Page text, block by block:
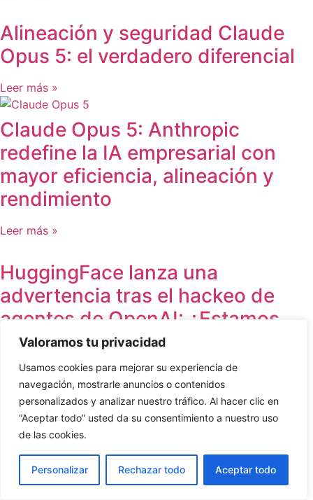
Valoramos tu privacidad
Usamos cookies para mejorar su experiencia de
navegación, mostrarle anuncios o contenidos
personalizados y analizar nuestro tráfico. Al hacer clic en
“Aceptar todo” usted da su consentimiento a nuestro uso
de las cookies.
Personalizar Rechazar todo Aceptar todo
Alineación y seguridad Claude
Opus 5: el verdadero diferencial
Leer más »
Claude Opus 5: Anthropic
redefine la IA empresarial con
mayor eficiencia, alineación y
rendimiento
Leer más »
HuggingFace lanza una
advertencia tras el hackeo de
agentes de OpenAI: ¿Estamos
entrando en una nueva era de la
ciberseguridad con IA?
Leer más »
AI Employee de GoHighLevel: el
agente de IA que responde
llamadas y agenda citas